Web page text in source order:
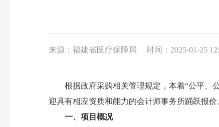
来源：福建省医疗保障局 时间：2025-01-25
根据政府采购相关管理规定，本着“公平、公
迎具有相应资质和能力的会计师事务所踊跃报价
一、项目概况